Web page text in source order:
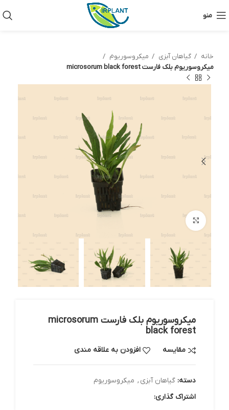
منو
خانه گیاهان آبزی
میکروسوریوم
میکروسوریوم بلک فارست microsorum black forest
بزرگنمایی تصویر
میکروسوریوم بلک فارست microsorum
black forest
مقایسه افزودن به علاقه مندی
دسته: گیاهان آبزی , میکروسوریوم
اشتراک گذاری: